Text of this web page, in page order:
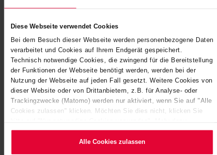
Diese Webseite verwendet Cookies
Bei dem Besuch dieser Webseite werden personenbezogene Daten
verarbeitet und Cookies auf Ihrem Endgerät gespeichert.
Technisch notwendige Cookies, die zwingend für die Bereitstellung
der Funktionen der Webseite benötigt werden, werden bei der
Nutzung der Webseite auf jeden Fall gesetzt. Weitere Cookies von
dieser Website oder von Drittanbietern, z.B. für Analyse- oder
Trackingzwecke (Matomo) werden nur aktiviert, wenn Sie auf "Alle
Cookies zulassen" klicken. Möchten Sie dies nicht, klicken Sie
(einschließlich der Möglichkeit, die Einwilligungserklärung zu
ändern oder zu widerrufen) erfahren Sie in unserem
Alle Cookies zulassen